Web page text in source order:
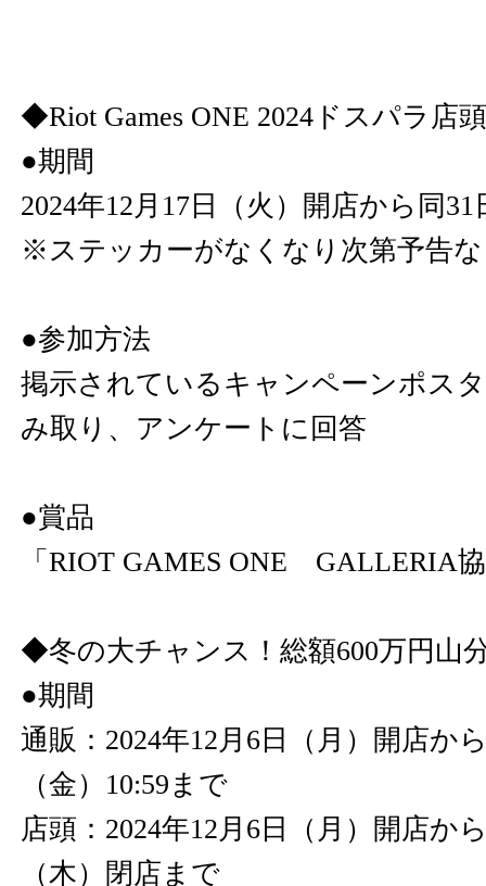
◆Riot Games ONE 2024ドスパラ店
●期間
2024年12月17日（火）開店から同
※ステッカーがなくなり次第予告
●参加方法
掲示されているキャンペーンポス
み取り、アンケートに回答
●賞品
「RIOT GAMES ONE GALLERIA
◆冬の大チャンス！総額600万円山
●期間
通販：2024年12月6日（月）開店か
（金）10:59まで
店頭：2024年12月6日（月）開店か
（木）閉店まで